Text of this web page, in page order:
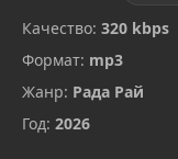
Качество: 320 kbps
Формат: mp3
Жанр: Рада Рай
Год: 2026